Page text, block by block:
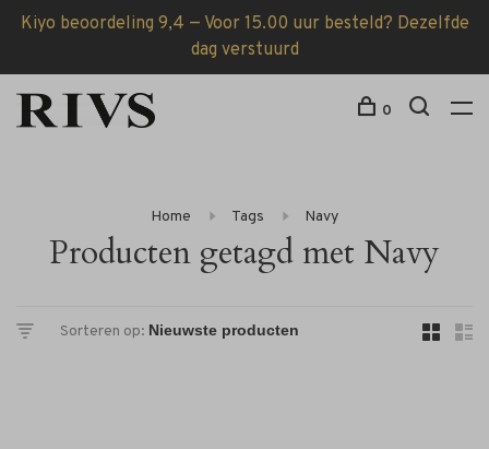
Kiyo beoordeling 9,4 — Voor 15.00 uur besteld? Dezelfde
dag verstuurd
0
Home Tags Navy
Producten getagd met Navy
Sorteren op: